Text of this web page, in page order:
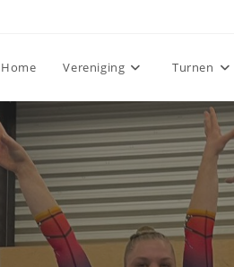
Home Vereniging Turnen